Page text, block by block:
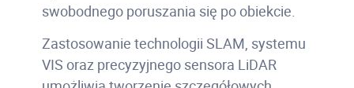
swobodnego poruszania się po obiekcie.
Zastosowanie technologii SLAM, systemu
VIS oraz precyzyjnego sensora LiDAR